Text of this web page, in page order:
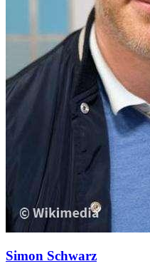
Simon Schwarz